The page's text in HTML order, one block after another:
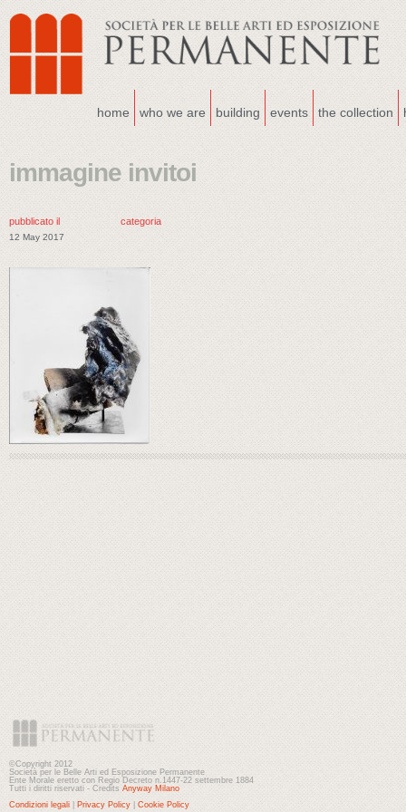
home who we are building events the collection
immagine invitoi
pubblicato il
12 May 2017
categoria
©Copyright 2012
Società per le Belle Arti ed Esposizione Permanente
Ente Morale eretto con Regio Decreto n.1447-22 settembre 1884
Tutti i diritti riservati - Credits Anyway Milano
Condizioni legali
Privacy Policy Cookie Policy